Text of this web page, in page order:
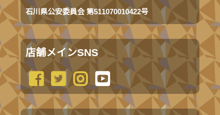
石川県公安委員会 第511070010422号
店舗メインSNS